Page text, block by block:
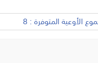
الأوعية المتوفرة : 8